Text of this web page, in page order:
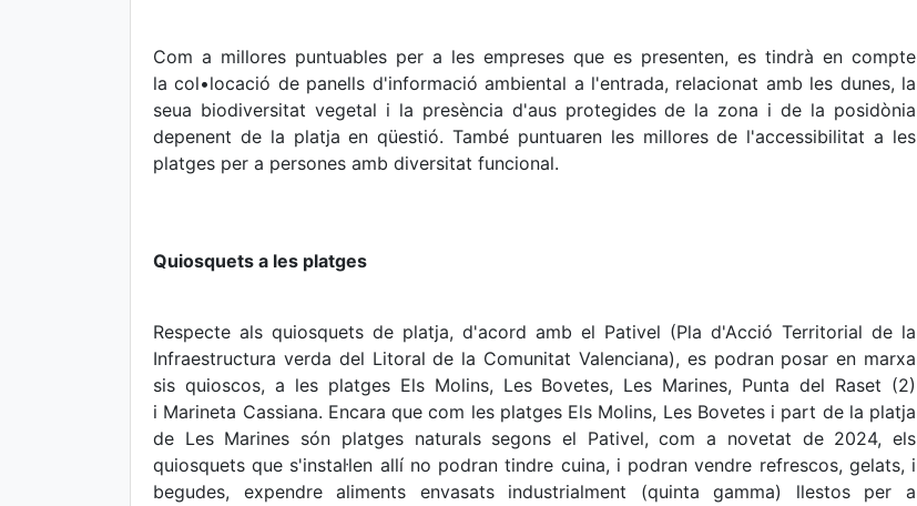
Com a millores puntuables per a les empreses que es presenten, es tindrà en compte
la col•locació de panells d'informació ambiental a l'entrada, relacionat amb les dunes, la
seua biodiversitat vegetal i la presència d'aus protegides de la zona i de la posidònia
depenent de la platja en qüestió. També puntuaren les millores de l'accessibilitat a les
platges per a persones amb diversitat funcional.
Quiosquets a les platges
Respecte als quiosquets de platja, d'acord amb el Pativel (Pla d'Acció Territorial de la
Infraestructura verda del Litoral de la Comunitat Valenciana), es podran posar en marxa
sis quioscos, a les platges Els Molins, Les Bovetes, Les Marines, Punta del Raset (2)
i Marineta Cassiana. Encara que com les platges Els Molins, Les Bovetes i part de la platja
de Les Marines són platges naturals segons el Pativel, com a novetat de 2024, els
quiosquets que s'instal·len allí no podran tindre cuina, i podran vendre refrescos, gelats, i
begudes, expendre aliments envasats industrialment (quinta gamma) llestos per a